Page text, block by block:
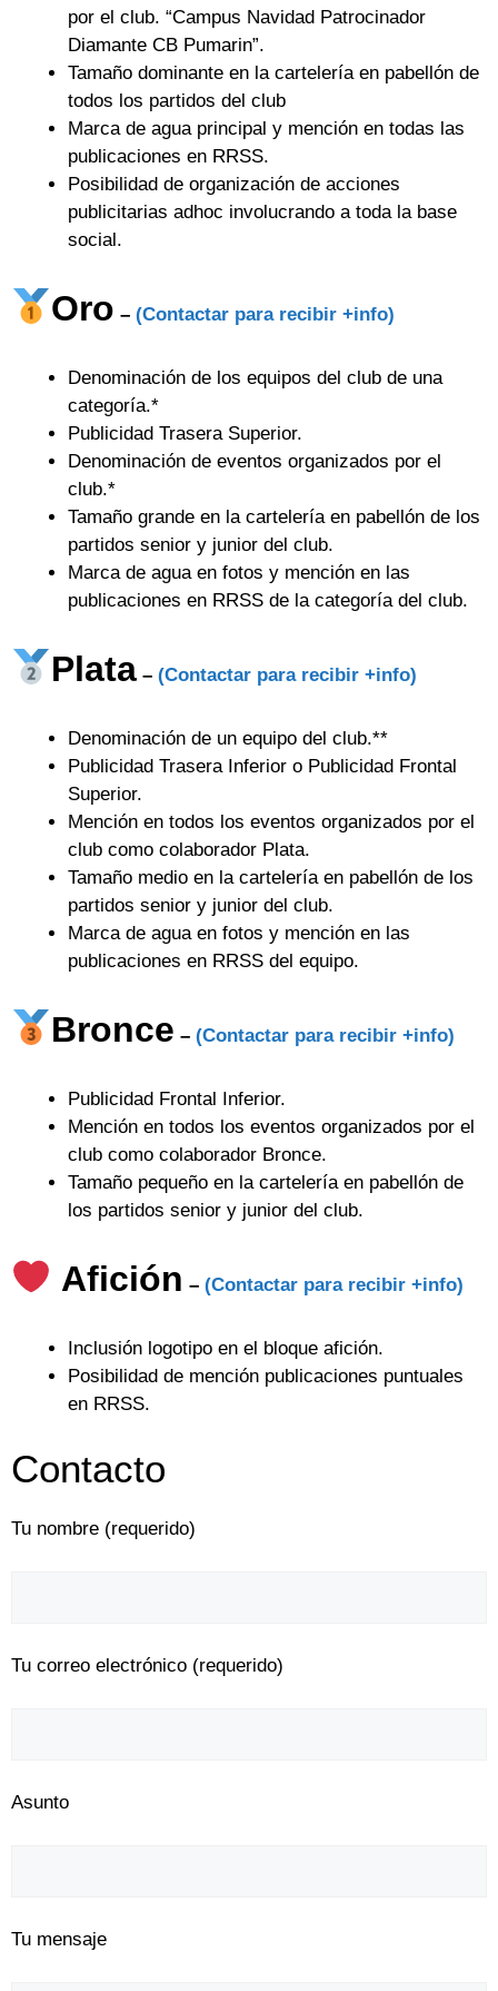
por el club. “Campus Navidad Patrocinador
Diamante CB Pumarin”.
Tamaño dominante en la cartelería en pabellón de
todos los partidos del club
Marca de agua principal y mención en todas las
publicaciones en RRSS.
Posibilidad de organización de acciones
publicitarias adhoc involucrando a toda la base
social.
Oro –(Contactar para recibir +info)
Denominación de los equipos del club de una
categoría.*
Publicidad Trasera Superior.
Denominación de eventos organizados por el
club.*
Tamaño grande en la cartelería en pabellón de los
partidos senior y junior del club.
Marca de agua en fotos y mención en las
publicaciones en RRSS de la categoría del club.
Plata –(Contactar para recibir +info)
Denominación de un equipo del club.**
Publicidad Trasera Inferior o Publicidad Frontal
Superior.
Mención en todos los eventos organizados por el
club como colaborador Plata.
Tamaño medio en la cartelería en pabellón de los
partidos senior y junior del club.
Marca de agua en fotos y mención en las
publicaciones en RRSS del equipo.
Bronce –(Contactar para recibir +info)
Publicidad Frontal Inferior.
Mención en todos los eventos organizados por el
club como colaborador Bronce.
Tamaño pequeño en la cartelería en pabellón de
los partidos senior y junior del club.
Afición –(Contactar para recibir +info)
Inclusión logotipo en el bloque afición.
Posibilidad de mención publicaciones puntuales
en RRSS.
Contacto
Tu nombre (requerido)
Tu correo electrónico (requerido)
Asunto
Tu mensaje